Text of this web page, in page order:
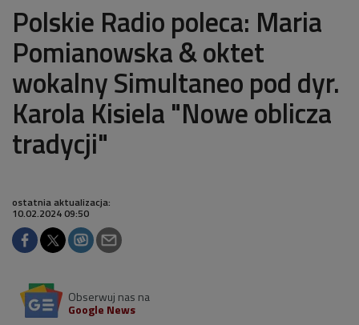
Polskie Radio poleca: Maria
Pomianowska & oktet
wokalny Simultaneo pod dyr.
Karola Kisiela "Nowe oblicza
tradycji"
ostatnia aktualizacja:
10.02.2024 09:50
Obserwuj nas na
Google News